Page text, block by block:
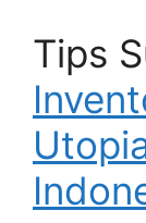
Tips